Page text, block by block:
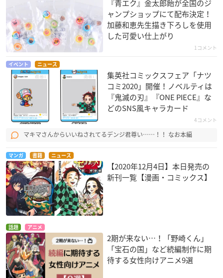
『青エク』金太郎飴が全国のジ
ャンプショップにて配布決定！
加藤和恵先生描き下ろしを使用
した可愛い仕上がり
1コメント
イベント ニュース
集英社コミックスフェア「ナツ
コミ2020」開催！ノベルティは
『鬼滅の刃』『ONE PIECE』な
どのSNS風キャラカード
4コメント
マキマさんからいいねされてるデンジ君尊い……！！ なお本編
マンガ 書籍 ニュース
【2020年12月4日】本日発売の
新刊一覧【漫画・コミックス】
話題 アニメ
2期が来ない…！「野崎くん」
「宝石の国」など続編制作に期
待する女性向けアニメ9選